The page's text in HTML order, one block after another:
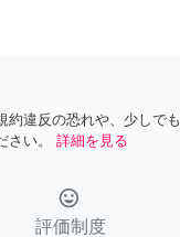
約違反の恐れや、少しでも
い。
詳細を見る
tag_faces
評価制度